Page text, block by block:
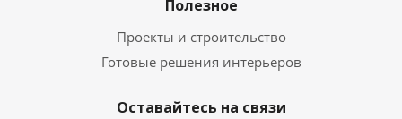
Полезное
Проекты и строительство
Готовые решения интерьеров
Оставайтесь на связи